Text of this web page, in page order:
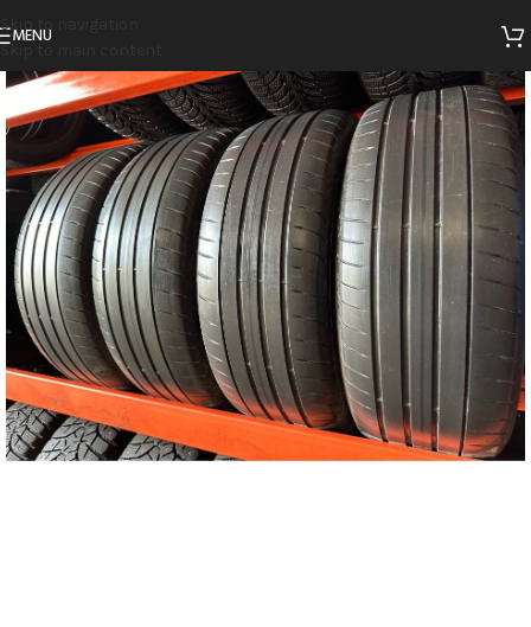
Skip to navigation
Skip to main content
MENU